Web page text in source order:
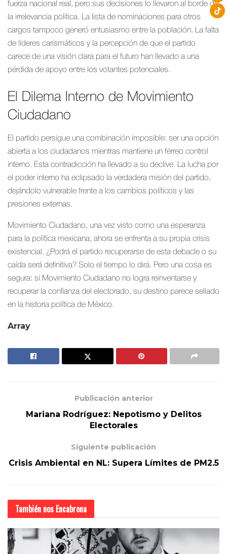
fuerza nacional real, pero sus decisiones lo llevaron al borde de
la irrelevancia política. La lista de nominaciones para otros
cargos tampoco generó entusiasmo entre la población. La falta
de líderes carismáticos y la percepción de que el partido
carece de una visión clara para el futuro han llevado a una
pérdida de apoyo entre los votantes potenciales.
El Dilema Interno de Movimiento
Ciudadano
El partido persigue una combinación imposible: ser una opción
abierta a los ciudadanos mientras mantiene un férreo control
interno. Esta contradicción ha llevado a su declive. La lucha por
el poder interno ha eclipsado la verdadera misión del partido,
dejándolo vulnerable frente a los cambios políticos y las
presiones externas.
Movimiento Ciudadano, una vez visto como una esperanza
para la política mexicana, ahora se enfrenta a su propia crisis
existencial. ¿Podrá el partido recuperarse de esta debacle o su
caída será definitiva? Solo el tiempo lo dirá. Pero una cosa es
segura: si Movimiento Ciudadano no logra reinventarse y
recuperar la confianza del electorado, su destino parece sellado
en la historia política de México.
Array
Publicación anterior
Mariana Rodríguez: Nepotismo y Delitos
Electorales
Siguiente publicación
Crisis Ambiental en NL: Supera Límites de PM2.5
También nos Encabrona